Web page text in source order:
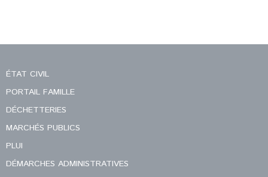
ÉTAT CIVIL
PORTAIL FAMILLE
DÉCHETTERIES
MARCHÉS PUBLICS
PLUI
DÉMARCHES ADMINISTRATIVES